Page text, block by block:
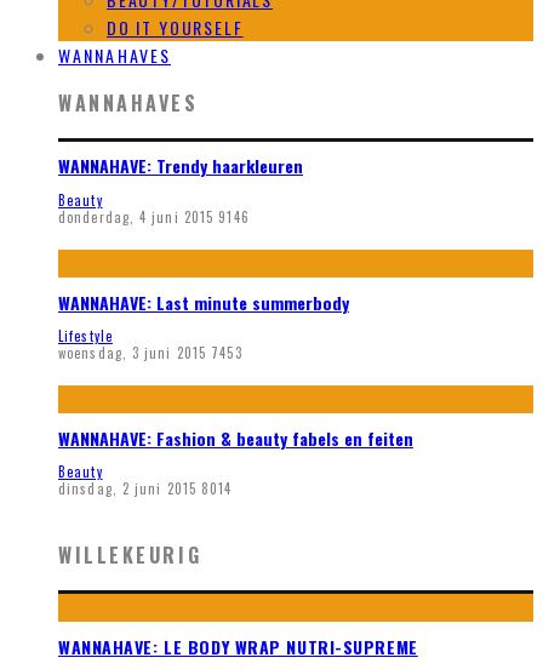
DO IT YOURSELF
WANNAHAVES
WANNAHAVES
WANNAHAVE: Trendy haarkleuren
Beauty
donderdag, 4 juni 2015 9146
WANNAHAVE: Last minute summerbody
Lifestyle
woensdag, 3 juni 2015 7453
WANNAHAVE: Fashion & beauty fabels en feiten
Beauty
dinsdag, 2 juni 2015 8014
WILLEKEURIG
WANNAHAVE: LE BODY WRAP NUTRI-SUPREME